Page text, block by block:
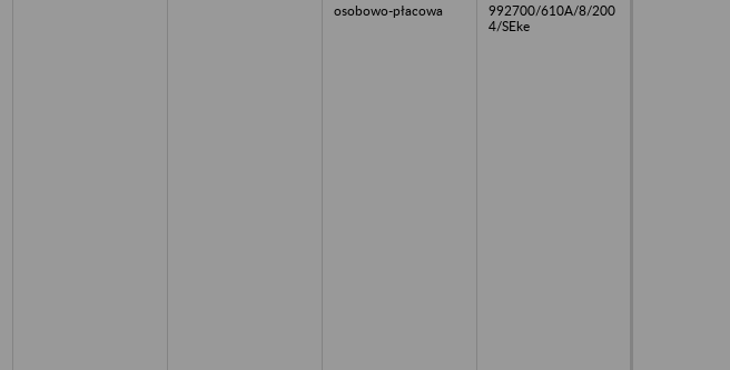
osobowo-płacowa
992700/610A/8/200
4/SEke